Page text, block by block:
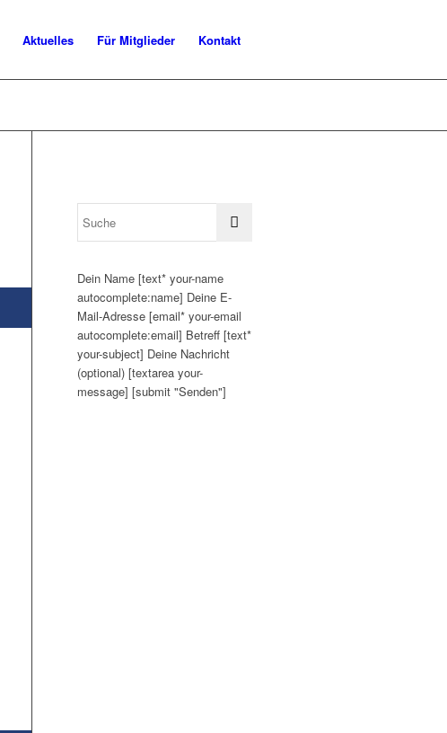
Aktuelles Für Mitglieder Kontakt
Dein Name [text* your-name
autocomplete:name] Deine E-
Mail-Adresse [email* your-email
autocomplete:email] Betreff [text*
your-subject] Deine Nachricht
(optional) [textarea your-
message] [submit "Senden"]